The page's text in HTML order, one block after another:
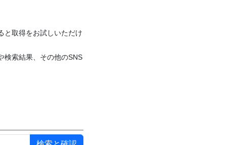
と取得をお試しいただけ
検索結果、その他のSNS